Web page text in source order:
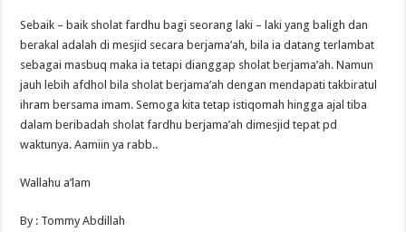
Sebaik – baik sholat fardhu bagi seorang laki – laki yang baligh dan
berakal adalah di mesjid secara berjama’ah, bila ia datang terlambat
sebagai masbuq maka ia tetapi dianggap sholat berjama’ah. Namun
jauh lebih afdhol bila sholat berjama’ah dengan mendapati takbiratul
ihram bersama imam. Semoga kita tetap istiqomah hingga ajal tiba
dalam beribadah sholat fardhu berjama’ah dimesjid tepat pd
waktunya. Aamiin ya rabb..
Wallahu a’lam
By : Tommy Abdillah